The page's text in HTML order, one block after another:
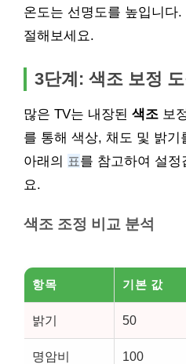
온도는 선명도를 높입니다
절해보세요.
3단계: 색조 보정
많은 TV는 내장된 색조 보
를 통해 색상, 채도 및 밝기
아래의 표를 참고하여 설정
요.
색조 조정 비교 분석
항목 기본 값
밝기 50
명암비 100